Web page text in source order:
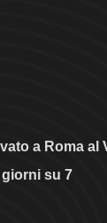
a Roma al
su 7